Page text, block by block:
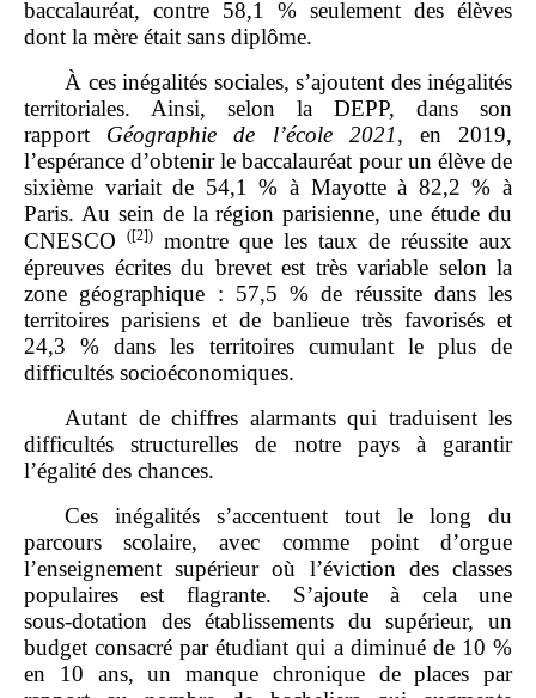
baccalauréat, contre 58,1 % seulement des élèves
dont la mère était sans diplôme.
À ces inégalités sociales, s’ajoutent des inégalités
territoriales. Ainsi, selon la DEPP, dans son
rapport
Géographie de l’école 2021, en 2019,
l’espérance d’obtenir le baccalauréat pour un élève de
sixième variait de 54,1 % à Mayotte à 82,2 % à
Paris. Au sein de la région parisienne, une étude du
CNESCO
([2])
montre que les taux de réussite aux
épreuves écrites du brevet est très variable selon la
zone géographique : 57,5 % de réussite dans les
territoires parisiens et de banlieue très favorisés et
24,3 % dans les territoires cumulant le plus de
difficultés socioéconomiques.
Autant de chiffres alarmants qui traduisent les
difficultés structurelles de notre pays à garantir
l’égalité des chances.
Ces inégalités s’accentuent tout le long du
parcours scolaire, avec comme point d’orgue
l’enseignement supérieur où l’éviction des classes
populaires est flagrante. S’ajoute à cela une
sous‑dotation des établissements du supérieur, un
budget consacré par étudiant qui a diminué de 10 %
en 10 ans, un manque chronique de places par